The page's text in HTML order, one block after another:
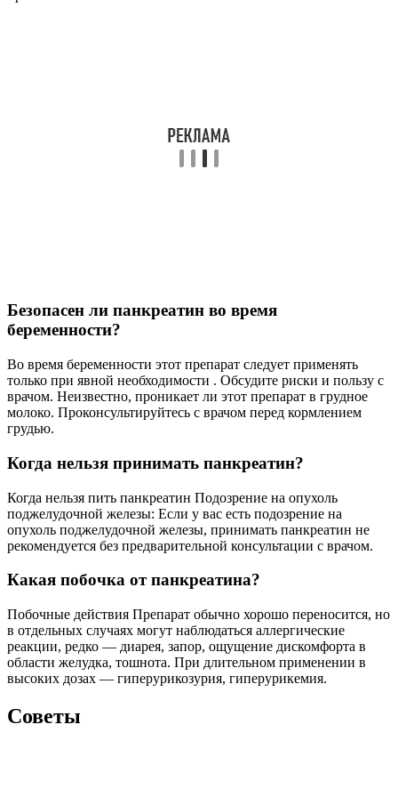
Безопасен ли панкреатин во время
беременности?
Во время беременности этот препарат следует применять
только при явной необходимости . Обсудите риски и пользу с
врачом. Неизвестно, проникает ли этот препарат в грудное
молоко. Проконсультируйтесь с врачом перед кормлением
грудью.
Когда нельзя принимать панкреатин?
Когда нельзя пить панкреатин Подозрение на опухоль
поджелудочной железы: Если у вас есть подозрение на
опухоль поджелудочной железы, принимать панкреатин не
рекомендуется без предварительной консультации с врачом.
Какая побочка от панкреатина?
Побочные действия Препарат обычно хорошо переносится, но
в отдельных случаях могут наблюдаться аллергические
реакции, редко — диарея, запор, ощущение дискомфорта в
области желудка, тошнота. При длительном применении в
высоких дозах — гиперурикозурия, гиперурикемия.
Советы